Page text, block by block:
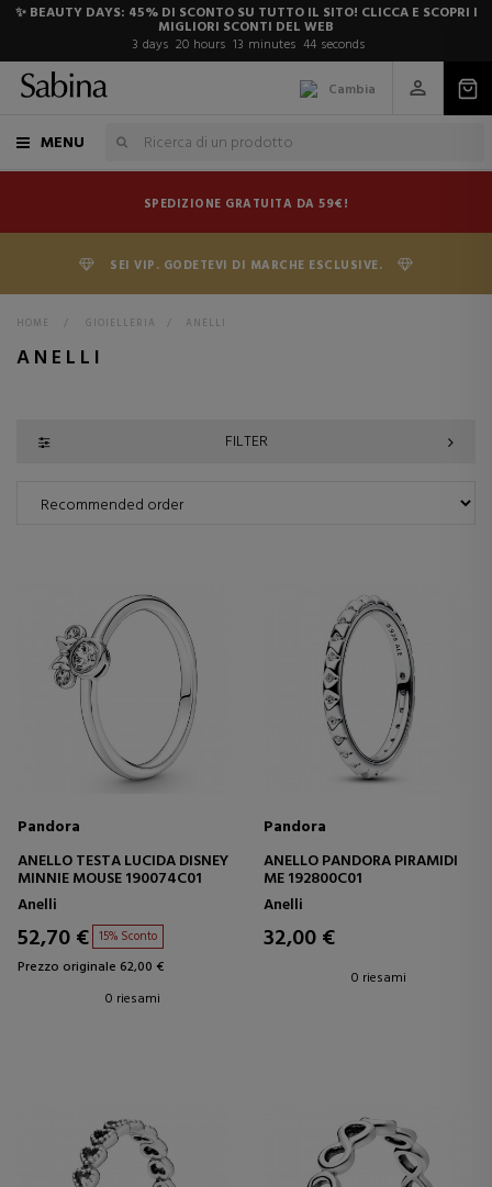
✨ BEAUTY DAYS: 45% DI SCONTO SU TUTTO IL SITO! CLICCA E SCOPRI I
MIGLIORI SCONTI DEL WEB
3 days 20 hours 13 minutes 43 seconds
Cambia
MENU
SPEDIZIONE GRATUITA DA 59€!
SEI VIP. GODETEVI DI MARCHE ESCLUSIVE.
HOME > GIOIELLERIA > ANELLI
ANELLI
FILTER
Pandora
ANELLO TESTA LUCIDA DISNEY
MINNIE MOUSE 190074C01
Anelli
52,70 € 15% Sconto
Prezzo originale 62,00 €
0 riesami
Pandora
ANELLO PANDORA PIRAMIDI
ME 192800C01
Anelli
32,00 €
0 riesami